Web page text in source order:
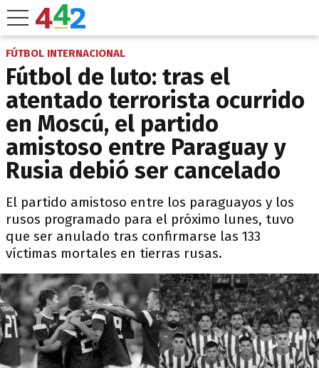
FÚTBOL INTERNACIONAL
Fútbol de luto: tras el
atentado terrorista ocurrido
en Moscú, el partido
amistoso entre Paraguay y
Rusia debió ser cancelado
El partido amistoso entre los paraguayos y los
rusos programado para el próximo lunes, tuvo
que ser anulado tras confirmarse las 133
víctimas mortales en tierras rusas.